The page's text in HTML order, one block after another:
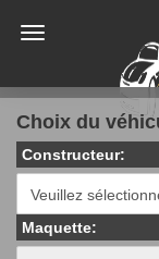
Choix du
Constructeur:
Maquette: